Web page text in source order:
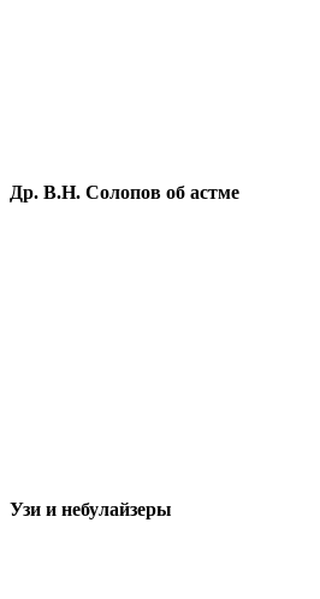
Др. В.Н. Солопов об астме
Узи и небулайзеры